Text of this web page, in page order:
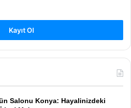
Kayıt Ol
Salonu Konya: Hayalinizdeki